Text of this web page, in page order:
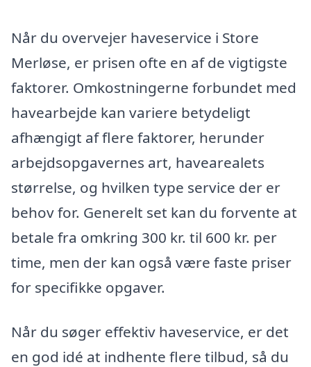
Når du overvejer haveservice i Store
Merløse, er prisen ofte en af de vigtigste
faktorer. Omkostningerne forbundet med
havearbejde kan variere betydeligt
afhængigt af flere faktorer, herunder
arbejdsopgavernes art, havearealets
størrelse, og hvilken type service der er
behov for. Generelt set kan du forvente at
betale fra omkring 300 kr. til 600 kr. per
time, men der kan også være faste priser
for specifikke opgaver.
Når du søger effektiv haveservice, er det
en god idé at indhente flere tilbud, så du